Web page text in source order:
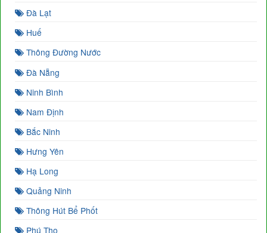
Đà Lạt
Huế
Thông Đường Nước
Đà Nẵng
Ninh Bình
Nam Định
Bắc Ninh
Hưng Yên
Hạ Long
Quảng Ninh
Thông Hút Bể Phốt
Phú Thọ